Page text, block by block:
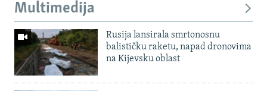
Multimedija
Rusija lansirala smrtonosnu
balističku raketu, napad dronovima
na Kijevsku oblast